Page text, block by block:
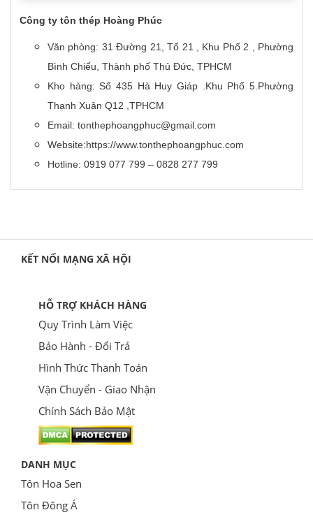
Công ty tôn thép Hoàng Phúc
Văn phòng: 31 Đường 21, Tổ 21 , Khu Phố 2 , Phường
Bình Chiểu, Thành phố Thủ Đức, TPHCM
Kho hàng: Số 435 Hà Huy Giáp .Khu Phố 5.Phường
Thạnh Xuân Q12 ,TPHCM
Email: tonthephoangphuc@gmail.com
Website:https://www.tonthephoangphuc.com
Hotline: 0919 077 799 – 0828 277 799
KẾT NỐI MẠNG XÃ HỘI
HỖ TRỢ KHÁCH HÀNG
Quy Trình Làm Việc
Bảo Hành - Đổi Trả
Hình Thức Thanh Toán
Vận Chuyển - Giao Nhận
Chính Sách Bảo Mật
DANH MỤC
Tôn Hoa Sen
Tôn Đông Á